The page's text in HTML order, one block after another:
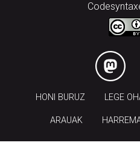
HONI BURUZ LEGE
ARAUAK